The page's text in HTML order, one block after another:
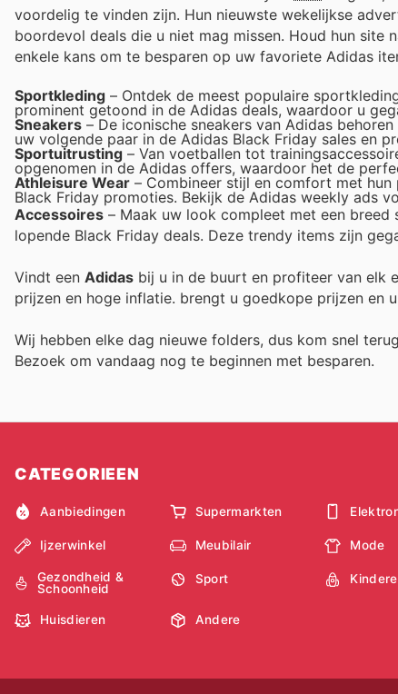
voordelig te vinden zijn. Hun nieuwste wekelijkse
boordevol deals die u niet mag missen. Houd hun
enkele kans om te besparen op uw favoriete Adidas
Sportkleding – Ontdek de meest populaire
prominent getoond in de Adidas deals, waardoor u
Sneakers – De iconische sneakers van Adidas
uw volgende paar in de Adidas Black Friday sales en
Sportuitrusting – Van voetballen tot
opgenomen in de Adidas offers, waardoor het de
Athleisure Wear – Combineer stijl en comfort met
Black Friday promoties. Bekijk de Adidas weekly ads
Accessoires – Maak uw look compleet met een breed
lopende Black Friday deals. Deze trendy items zijn
Vindt een Adidas bij u in de buurt en profiteer van elk
prijzen en hoge inflatie. brengt u goedkope prijzen en
Wij hebben elke dag nieuwe folders, dus kom snel
Bezoek om vandaag nog te beginnen met besparen.
CATEGORIEEN
Aanbiedingen Supermarkten
Ijzerwinkel Meubilair Mode
Gezondheid &
Schoonheid
Sport
Huisdieren Andere